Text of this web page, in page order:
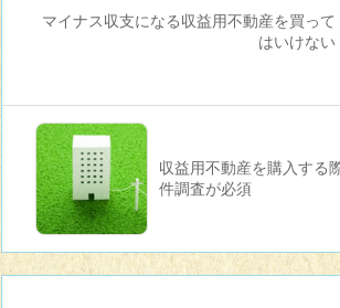
マイナス収支になる収益用不動産を買って
はいけない
収益用不動産を購入する
件調査が必須